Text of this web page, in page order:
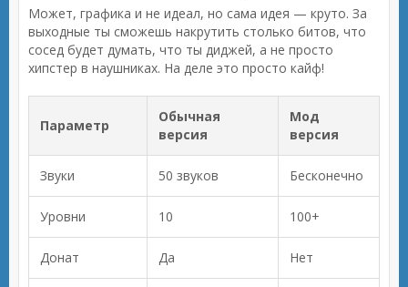
Может, графика и не идеал, но сама идея — круто. За
выходные ты сможешь накрутить столько битов, что
сосед будет думать, что ты диджей, а не просто
хипстер в наушниках. На деле это просто кайф!
Параметр
Обычная
версия
Мод
версия
Звуки 50 звуков Бесконечно
Уровни 10 100+
Донат Да Нет